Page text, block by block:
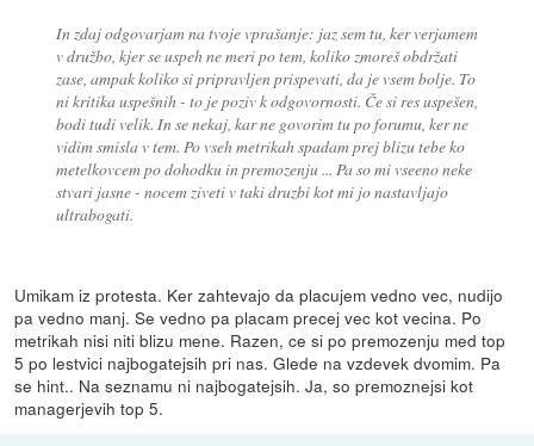
In zdaj odgovarjam na tvoje vprašanje: jaz sem tu, ker verjamem
v družbo, kjer se uspeh ne meri po tem, koliko zmoreš obdržati
zase, ampak koliko si pripravljen prispevati, da je vsem bolje. To
ni kritika uspešnih - to je poziv k odgovornosti. Če si res uspešen,
bodi tudi velik. In se nekaj, kar ne govorim tu po forumu, ker ne
vidim smisla v tem. Po vseh metrikah spadam prej blizu tebe ko
metelkovcem po dohodku in premozenju ... Pa so mi vseeno neke
stvari jasne - nocem ziveti v taki druzbi kot mi jo nastavljajo
ultrabogati.
Umikam iz protesta. Ker zahtevajo da placujem vedno vec, nudijo
pa vedno manj. Se vedno pa placam precej vec kot vecina. Po
metrikah nisi niti blizu mene. Razen, ce si po premozenju med top
5 po lestvici najbogatejsih pri nas. Glede na vzdevek dvomim. Pa
se hint.. Na seznamu ni najbogatejsih. Ja, so premoznejsi kot
managerjevih top 5.